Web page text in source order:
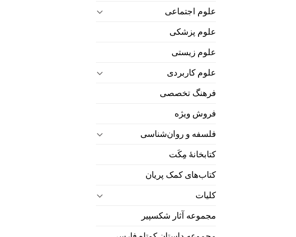
علوم اجتماعی
علوم پزشکی
علوم زیستی
علوم کاربردی
فرهنگ تخصصی
فروش ویژه
فلسفه و روان‌شناسی
کتابخانۀ مِکَت
کتاب‌های کمک پریان
کلیات
مجموعه آثار شکسپیر